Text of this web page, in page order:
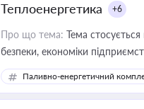
Теплоенергетика +6
Про що тема: Тема
безпеки, економіки
Паливно-енергетичний